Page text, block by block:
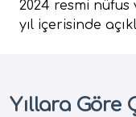
2024 resmi nüfus
yıl içerisinde
Yıllara Göre